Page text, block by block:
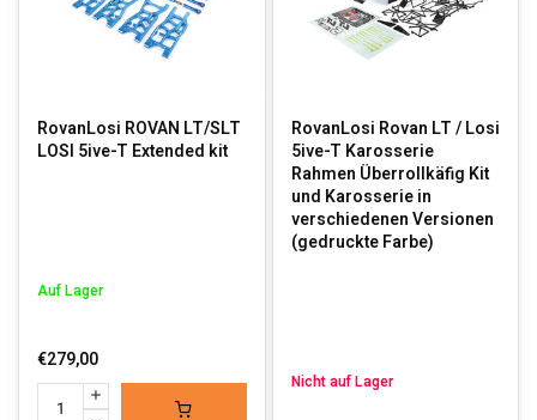
RovanLosi ROVAN LT/SLT
LOSI 5ive-T Extended kit
Auf Lager
€279,00
RovanLosi Rovan LT / Losi
5ive-T Karosserie
Rahmen Überrollkäfig Kit
und Karosserie in
verschiedenen Versionen
(gedruckte Farbe)
Nicht auf Lager